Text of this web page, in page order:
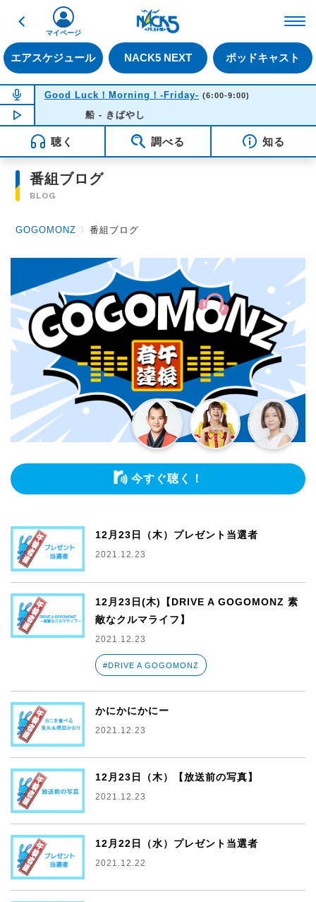
戻る
エアスケジュール NACK5 NEXT ポッドキャスト
マイページ
NOW ON AIR
Good Luck！Morning！-Friday- (6:00-9:00)
NOW PLAYING06:33
船 - きばやし
聴く 調べる 知る
番組ブログ
BLOG
GOGOMONZ 〉番組ブログ
今すぐ聴く！
12月23日（木）プレゼント当選者
2021.12.23
12月23日(木)【DRIVE A GOGOMONZ 素
敵なクルマライフ】
2021.12.23
#DRIVE A GOGOMONZ
かにかにかにー
2021.12.23
12月23日（木）【放送前の写真】
2021.12.23
12月22日（水）プレゼント当選者
2021.12.22